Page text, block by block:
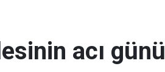
acı günü